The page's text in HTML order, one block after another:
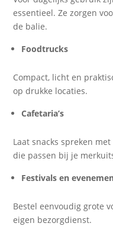
essentieel. Ze zorgen
de balie.
Foodtrucks
Compact, licht en
op drukke locaties.
Cafetaria’s
Laat snacks spreken
die passen bij je
Festivals en
Bestel eenvoudig grote
eigen bezorgdienst.